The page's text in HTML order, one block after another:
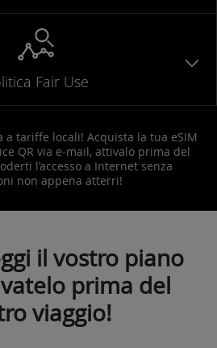
Fair Use
a tariffe locali! Acquista la tua eSIM
QR via e-mail, attivalo prima del
l’accesso a Internet senza
non appena atterri!
il vostro piano
prima del
viaggio!